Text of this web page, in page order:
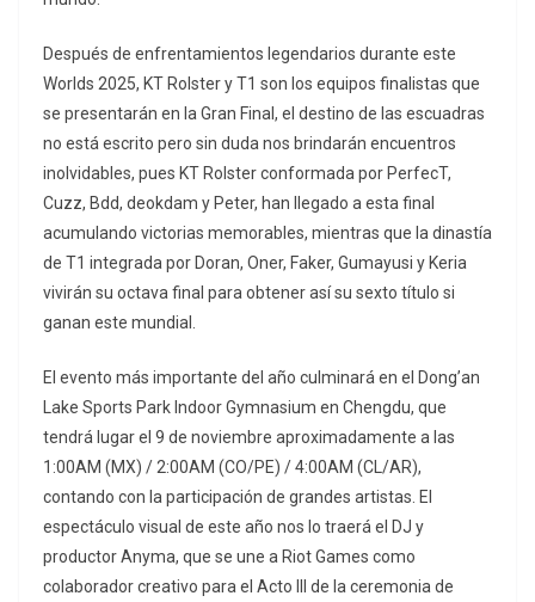
Después de enfrentamientos legendarios durante este
Worlds 2025, KT Rolster y T1 son los equipos finalistas que
se presentarán en la Gran Final, el destino de las escuadras
no está escrito pero sin duda nos brindarán encuentros
inolvidables, pues KT Rolster conformada por PerfecT,
Cuzz, Bdd, deokdam y Peter, han llegado a esta final
acumulando victorias memorables, mientras que la dinastía
de T1 integrada por Doran, Oner, Faker, Gumayusi y Keria
vivirán su octava final para obtener así su sexto título si
ganan este mundial.
El evento más importante del año culminará en el Dong’an
Lake Sports Park Indoor Gymnasium en Chengdu, que
tendrá lugar el 9 de noviembre aproximadamente a las
1:00AM (MX) / 2:00AM (CO/PE) / 4:00AM (CL/AR),
contando con la participación de grandes artistas. El
espectáculo visual de este año nos lo traerá el DJ y
productor Anyma, que se une a Riot Games como
colaborador creativo para el Acto III de la ceremonia de